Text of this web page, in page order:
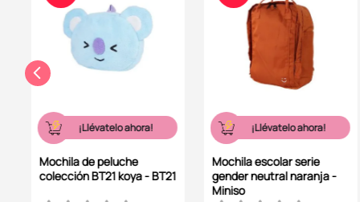
¡Llévatelo ahora!
Mochila de peluche
colección BT21 koya - BT21
¡Llévatelo ahora!
Mochila escolar serie
gender neutral naranja -
Miniso